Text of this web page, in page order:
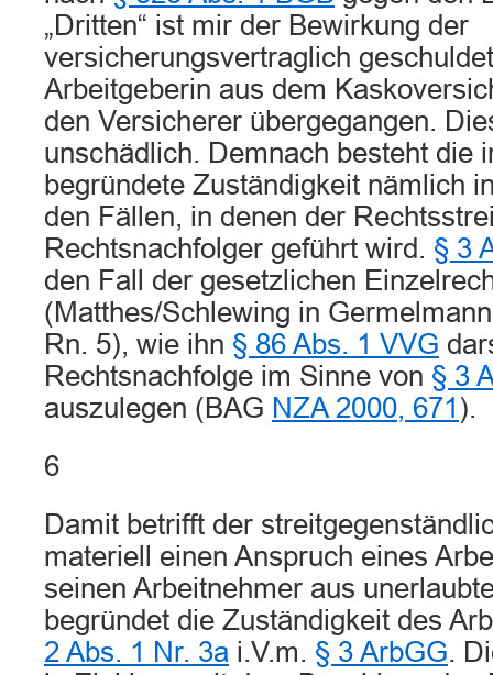
„Dritten“ ist mir der Bewirkung der
versicherungsvertraglich
Arbeitgeberin aus dem
den Versicherer übergegangen.
unschädlich. Demnach besteht die
begründete Zuständigkeit nämlich
den Fällen, in denen der
Rechtsnachfolger geführt wird. § 3
den Fall der gesetzlichen
(Matthes/Schlewing in
Rn. 5), wie ihn § 86 Abs. 1 VVG
Rechtsnachfolge im Sinne von § 3
auszulegen (BAG NZA 2000, 671 ).
6
Damit betrifft der
materiell einen Anspruch eines
seinen Arbeitnehmer aus
begründet die Zuständigkeit des
2 Abs. 1 Nr. 3a i.V.m. § 3 ArbGG.